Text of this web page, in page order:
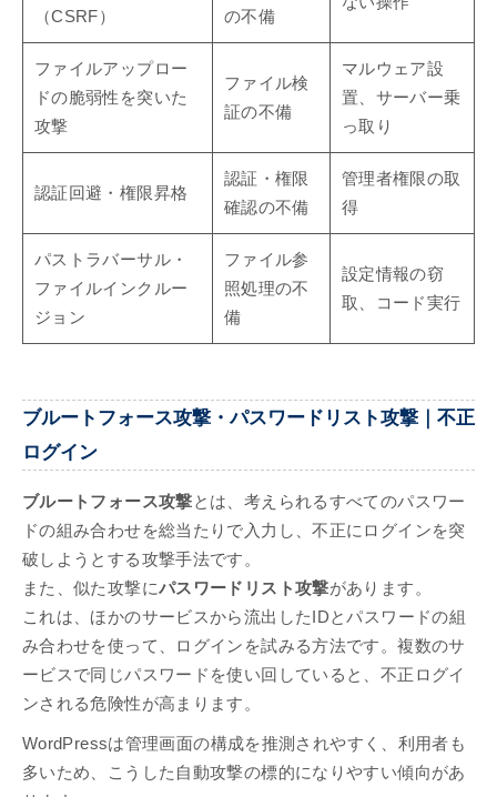
（CSRF）
の不備
ファイルアップロー
ドの脆弱性を突いた
攻撃
ファイル検
証の不備
マルウェア設
置、サーバー乗
っ取り
認証回避・権限昇格
認証・権限
確認の不備
管理者権限の取
得
パストラバーサル・
ファイルインクルー
ジョン
ファイル参
照処理の不
備
設定情報の窃
取、コード実行
ブルートフォース攻撃・パスワードリスト攻撃｜不正
ログイン
ブルートフォース攻撃とは、考えられるすべてのパスワー
ドの組み合わせを総当たりで入力し、不正にログインを突
破しようとする攻撃手法です。
また、似た攻撃にパスワードリスト攻撃があります。
これは、ほかのサービスから流出したIDとパスワードの組
み合わせを使って、ログインを試みる方法です。複数のサ
ービスで同じパスワードを使い回していると、不正ログイ
ンされる危険性が高まります。
WordPressは管理画面の構成を推測されやすく、利用者も
多いため、こうした自動攻撃の標的になりやすい傾向があ